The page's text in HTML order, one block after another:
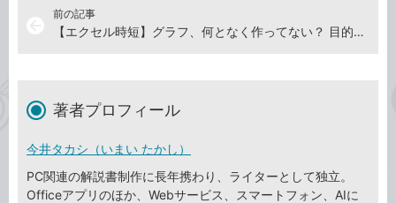
前の記事
【エクセル時短】グラフ、何となく作ってない？ 目的にあったデータの見せ方とグラフの選び方
著者プロフィール
今井タカシ（いまい たかし）
PC関連の解説書制作に長年携わり、ライターとして独立。
Officeアプリのほか、Webサービス、スマートフォン、AIに